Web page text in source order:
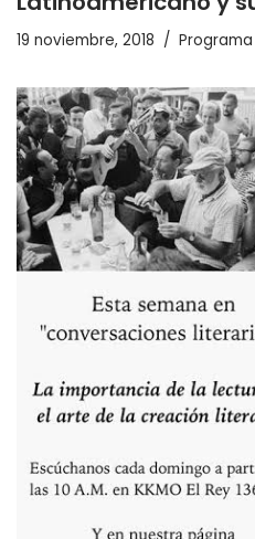
19 noviembre, 2018